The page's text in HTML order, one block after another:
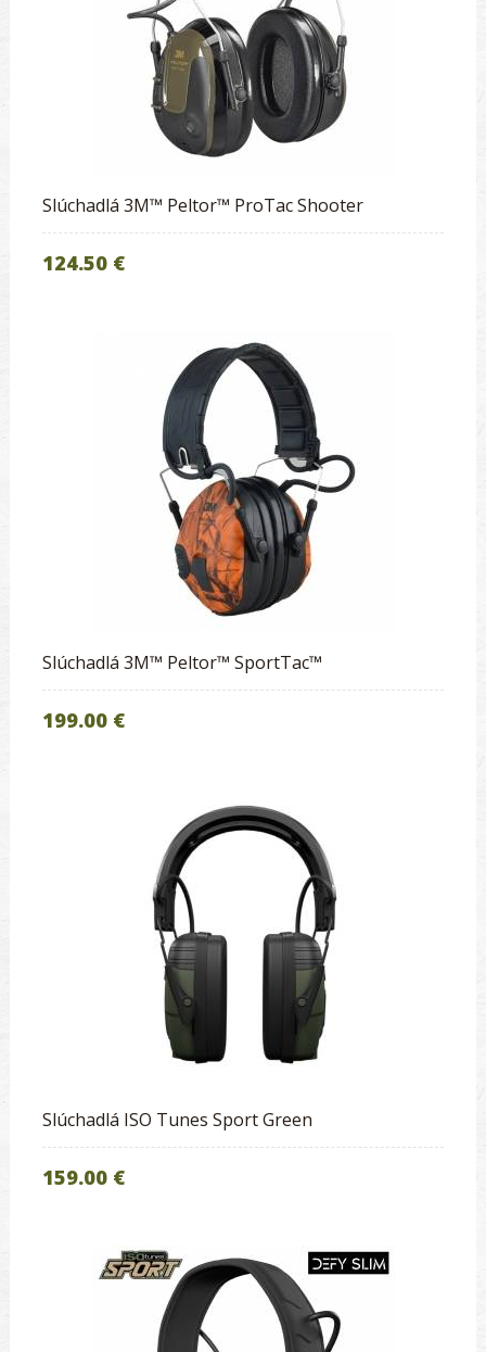
Slúchadlá 3M™ Peltor™ ProTac Shooter
124.50 €
Slúchadlá 3M™ Peltor™ SportTac™
199.00 €
Slúchadlá ISO Tunes Sport Green
159.00 €